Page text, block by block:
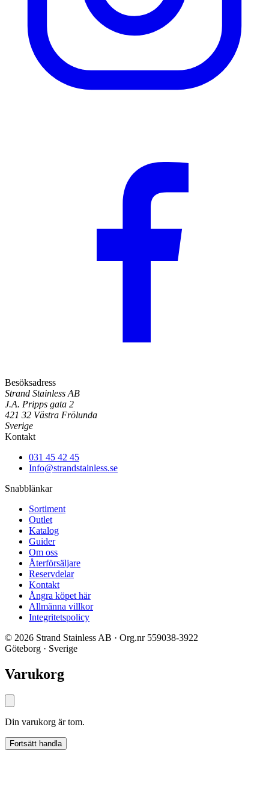
Besöksadress
Strand Stainless AB
J.A. Pripps gata 2
421 32 Västra Frölunda
Sverige
Kontakt
031 45 42 45
Info@strandstainless.se
Snabblänkar
Sortiment
Outlet
Katalog
Guider
Om oss
Återförsäljare
Reservdelar
Kontakt
Ångra köpet här
Allmänna villkor
Integritetspolicy
© 2026 Strand Stainless AB · Org.nr 559038-3922
Göteborg · Sverige
Varukorg
Din varukorg är tom.
Fortsätt handla